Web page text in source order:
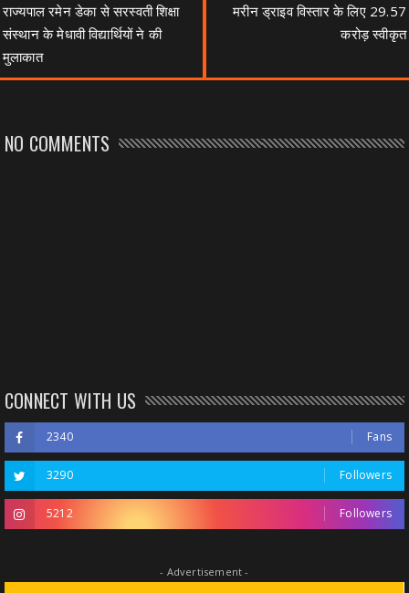
राज्यपाल रमेन डेका से सरस्वती शिक्षा
संस्थान के मेधावी विद्यार्थियों ने की
मुलाकात
मरीन ड्राइव विस्तार के लिए 29.57
करोड़ स्वीकृत
NO COMMENTS
CONNECT WITH US
2340 Fans
3290 Followers
5212 Followers
- Advertisement -